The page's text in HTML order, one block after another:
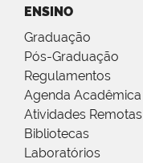
ENSINO
Graduação
Pós-Graduação
Regulamentos
Agenda Acadêmica
Atividades Remotas
Bibliotecas
Laboratórios